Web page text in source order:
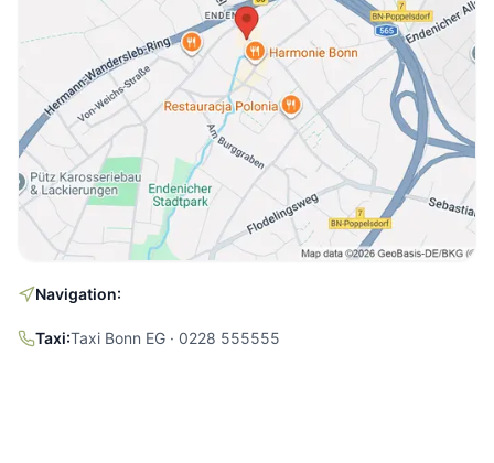
Navigation:
Taxi:Taxi Bonn EG · 0228 555555